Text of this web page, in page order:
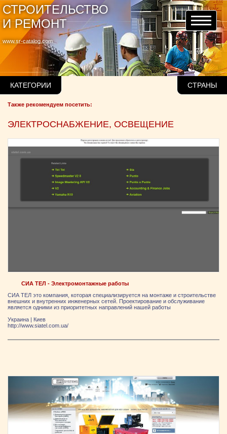
www.sr-catalog.com
СТРОИТЕЛЬСТВО
И РЕМОНТ
КАТЕГОРИИ СТРАНЫ
Также рекомендуем посетить:
ЭЛЕКТРОСНАБЖЕНИЕ, ОСВЕЩЕНИЕ
СИА ТЕЛ - Электромонтажные работы
СИА ТЕЛ это компания, которая специализируется на монтаже и строительстве
внешних и внутренних инженерных сетей. Проектирование и обслуживание
является одними из приоритетных направлений нашей работы
Украина
Киев
http://www.siatel.com.ua/